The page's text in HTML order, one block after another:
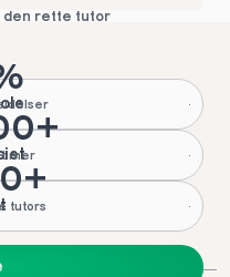
den rette tutor
timer
tutors